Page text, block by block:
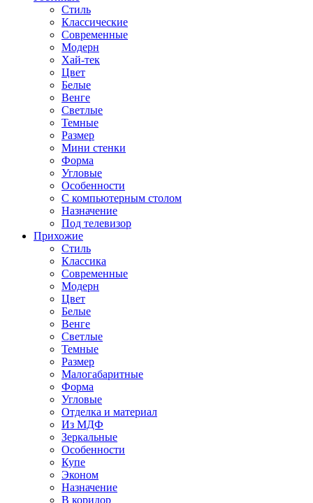
Стиль
Классические
Современные
Модерн
Хай-тек
Цвет
Белые
Венге
Светлые
Темные
Размер
Мини стенки
Форма
Угловые
Особенности
С компьютерным столом
Назначение
Под телевизор
Прихожие
Стиль
Классика
Современные
Модерн
Цвет
Белые
Венге
Светлые
Темные
Размер
Малогабаритные
Форма
Угловые
Отделка и материал
Из МДФ
Зеркальные
Особенности
Купе
Эконом
Назначение
В коридор